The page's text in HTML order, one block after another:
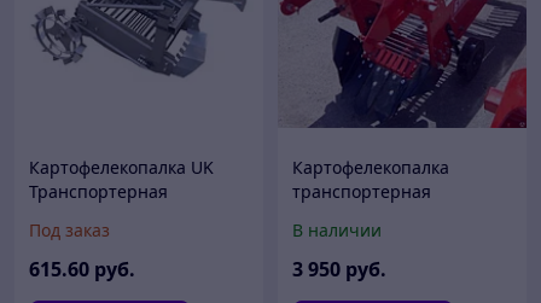
Картофелекопалка UK
Транспортерная
Под заказ
615.60 руб.
Картофелекопалка
транспортерная
В наличии
3 950 руб.